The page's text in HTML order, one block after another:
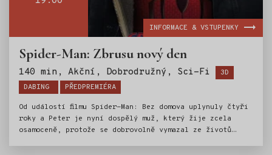
Spider-Man: Zbrusu nový den
140 min, Akční, Dobrodružný, Sci-Fi Štítky:
3D
DABING
PŘEDPREMIÉRA
Od událostí filmu Spider-Man: Bez domova uplynuly čtyři
roky a Peter je nyní dospělý muž, který žije zcela
osamoceně, protože se dobrovolně vymazal ze životů
INFORMACE & VSTUPENKY